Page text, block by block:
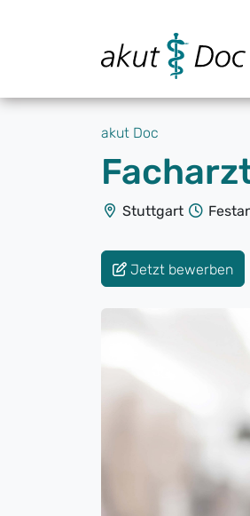
akut Doc
Stuttgart
Jetzt bewerben